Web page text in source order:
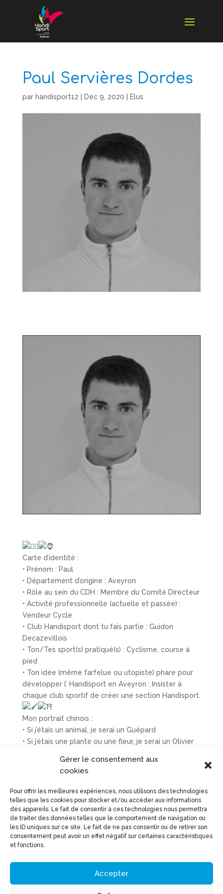
Gérer le consentement aux
cookies
Pour offrir les meilleures expériences, nous utilisons des technologies
telles que les cookies pour stocker et/ou accéder aux informations
des appareils. Le fait de consentir à ces technologies nous permettra
de traiter des données telles que le comportement de navigation ou
les ID uniques sur ce site. Le fait de ne pas consentir ou de retirer son
consentement peut avoir un effet négatif sur certaines caractéristiques
et fonctions.
Accepter
Paul Servières Dordes
par handisport12 Déc 9, 2020 Elus
Carte d’identité :
• Prénom : Paul
• Département d’origine : Aveyron
• Rôle au sein du CDH : Membre du Comité Directeur
• Activité professionnelle (actuelle et passée) :
Vendeur Cycle
• Club Handisport dont tu fais partie : Guidon
Decazevillois
• Ton/Tes sport(s) pratiqué(s) : Cyclisme, course à
pied
• Ton idée (même farfelue ou utopiste) phare pour
développer l’ Handisport en Aveyron : Insister à
chaque club sportif de créer une section Handisport.
Mon portrait chinois :
• Si j’étais un animal, je serai un Guépard
• Si j’étais une plante ou une fleur, je serai un Olivier
• Si j’étais une couleur, je serai le Bleu
• Si j’étais un sportif de Haut Niveau, je serai Tom
Dumoulin
• Si j’étais un objet, je serai une Moto
• Si j’étais une saison, je serai le Printemps
• Si j’étais un fruit, je serai une Fraise
• Si j’étais un livre, je serai un Dictionnaire